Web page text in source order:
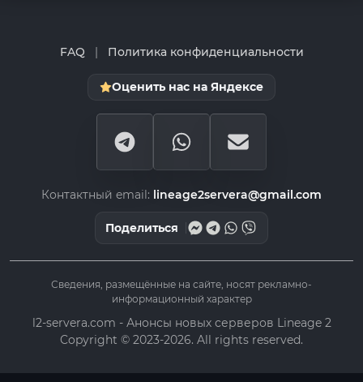
FAQ | Политика конфиденциальности
Оценить нас на Яндексе
Контактный email: lineage2servera@gmail.com
Поделиться
Сведения, размещённые на сайте, носят рекламно-
информационный характер
l2-servera.com - Анонсы новых серверов Lineage 2
Copyright © 2023-2026. All rights reserved.